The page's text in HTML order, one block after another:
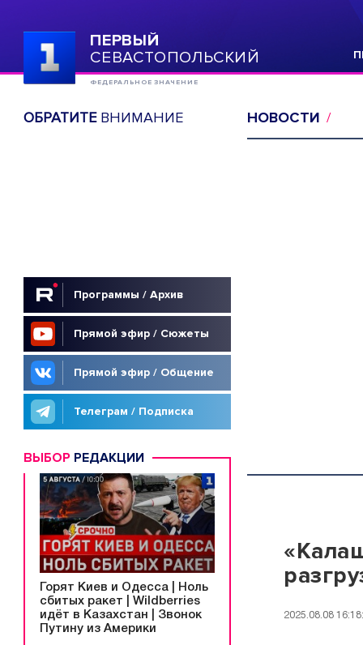
ПЕРВЫЙ
СЕВАСТОПОЛЬСКИЙ
ФЕДЕРАЛЬНОЕ ЗНАЧЕНИЕ
ОБРАТИТЕВНИМАНИЕ
Программы / Архив
Прямой эфир / Сюжеты
Прямой эфир / Общение
Телеграм / Подписка
ВЫБОР РЕДАКЦИИ
Горят Киев и Одесса | Ноль
сбитых ракет | Wildberries
идёт в Казахстан | Звонок
Путину из Америки
НОВОСТИ
2025.08.08